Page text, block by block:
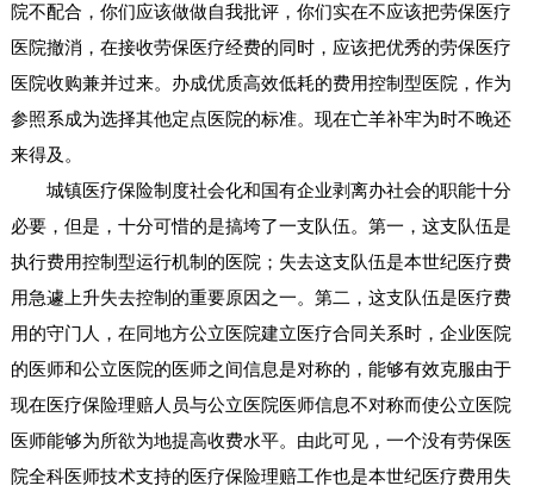
院不配合，你们应该做做自我批评，你们实在不应该把劳保医疗
医院撤消，在接收劳保医疗经费的同时，应该把优秀的劳保医疗
医院收购兼并过来。办成优质高效低耗的费用控制型医院，作为
参照系成为选择其他定点医院的标准。现在亡羊补牢为时不晚还
来得及。
城镇医疗保险制度社会化和国有企业剥离办社会的职能十分
必要，但是，十分可惜的是搞垮了一支队伍。第一，这支队伍是
执行费用控制型运行机制的医院；失去这支队伍是本世纪医疗费
用急遽上升失去控制的重要原因之一。第二，这支队伍是医疗费
用的守门人，在同地方公立医院建立医疗合同关系时，企业医院
的医师和公立医院的医师之间信息是对称的，能够有效克服由于
现在医疗保险理赔人员与公立医院医师信息不对称而使公立医院
医师能够为所欲为地提高收费水平。由此可见，一个没有劳保医
院全科医师技术支持的医疗保险理赔工作也是本世纪医疗费用失